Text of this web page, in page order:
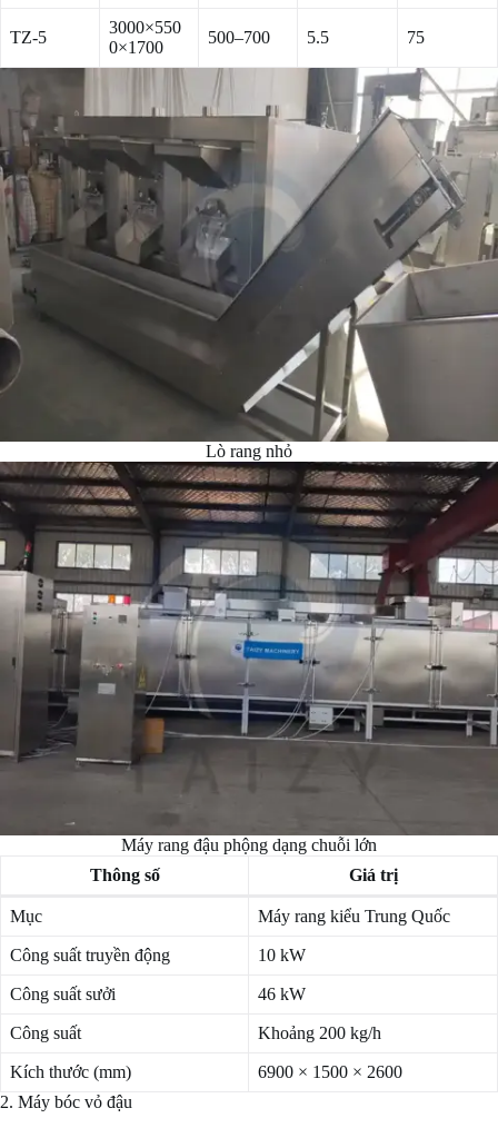
TZ-5
3000×550
0×1700
500–700 5.5 75
Lò rang nhỏ
Máy rang đậu phộng dạng chuỗi lớn
Thông số
Giá trị
Mục Máy rang kiểu Trung Quốc
Công suất truyền động 10 kW
Công suất sưởi 46 kW
Công suất Khoảng 200 kg/h
Kích thước (mm)
6900 × 1500 × 2600
2. Máy bóc vỏ đậu